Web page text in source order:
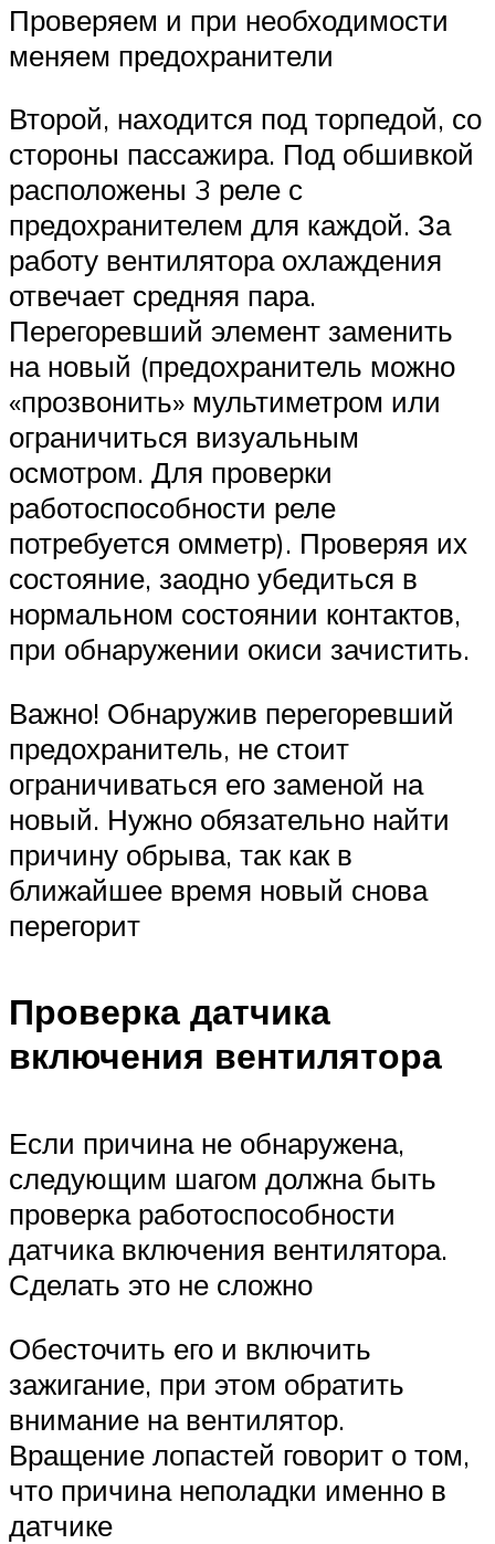
Проверяем и при необходимости
меняем предохранители
Второй, находится под торпедой, со
стороны пассажира. Под обшивкой
расположены 3 реле с
предохранителем для каждой. За
работу вентилятора охлаждения
отвечает средняя пара.
Перегоревший элемент заменить
на новый (предохранитель можно
«прозвонить» мультиметром или
ограничиться визуальным
осмотром. Для проверки
работоспособности реле
потребуется омметр). Проверяя их
состояние, заодно убедиться в
нормальном состоянии контактов,
при обнаружении окиси зачистить.
Важно! Обнаружив перегоревший
предохранитель, не стоит
ограничиваться его заменой на
новый. Нужно обязательно найти
причину обрыва, так как в
ближайшее время новый снова
перегорит
Проверка датчика
включения вентилятора
Если причина не обнаружена,
следующим шагом должна быть
проверка работоспособности
датчика включения вентилятора.
Сделать это не сложно
Обесточить его и включить
зажигание, при этом обратить
внимание на вентилятор.
Вращение лопастей говорит о том,
что причина неполадки именно в
датчике